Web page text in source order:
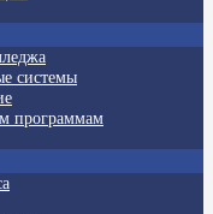
системы
программам